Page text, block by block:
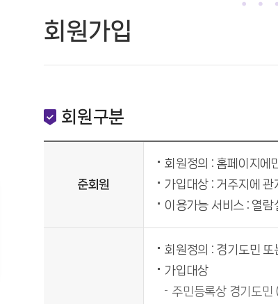
회원가입
회원구분
준회원
회원정의 : 홈페이지에
가입대상 : 거주지에
이용가능 서비스 : 열
회원정의 : 경기도민 또
가입대상
주민등록상 경기도민